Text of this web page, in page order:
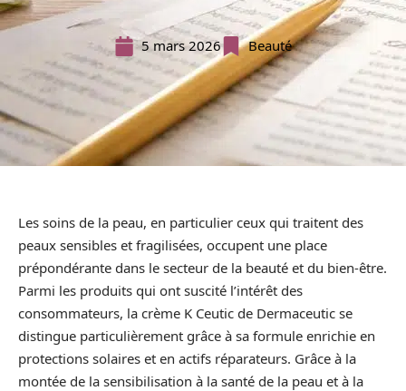
5 mars 2026 Beauté
Les soins de la peau, en particulier ceux qui traitent des
peaux sensibles et fragilisées, occupent une place
prépondérante dans le secteur de la beauté et du bien-être.
Parmi les produits qui ont suscité l’intérêt des
consommateurs, la crème K Ceutic de Dermaceutic se
distingue particulièrement grâce à sa formule enrichie en
protections solaires et en actifs réparateurs. Grâce à la
montée de la sensibilisation à la santé de la peau et à la